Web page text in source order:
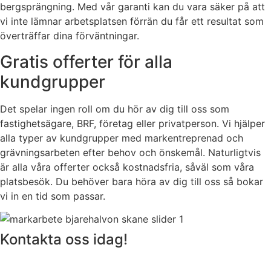
bergsprängning. Med vår garanti kan du vara säker på att
vi inte lämnar arbetsplatsen förrän du får ett resultat som
överträffar dina förväntningar.
Gratis offerter för alla
kundgrupper
Det spelar ingen roll om du hör av dig till oss som
fastighetsägare, BRF, företag eller privatperson. Vi hjälper
alla typer av kundgrupper med markentreprenad och
grävningsarbeten efter behov och önskemål. Naturligtvis
är alla våra offerter också kostnadsfria, såväl som våra
platsbesök. Du behöver bara höra av dig till oss så bokar
vi in en tid som passar.
Kontakta oss idag!